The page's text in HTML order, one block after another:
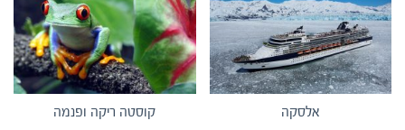
אלסקה קוסטה ריקה ופנמה